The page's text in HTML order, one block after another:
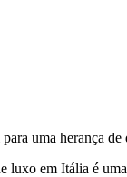
uma herança
luxo em Itália é